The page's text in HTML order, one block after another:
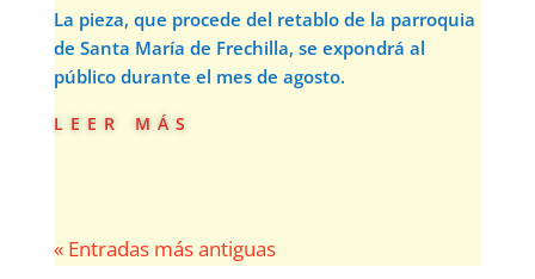
La pieza, que procede del retablo de la parroquia
de Santa María de Frechilla, se expondrá al
público durante el mes de agosto.
leer más
« Entradas más antiguas